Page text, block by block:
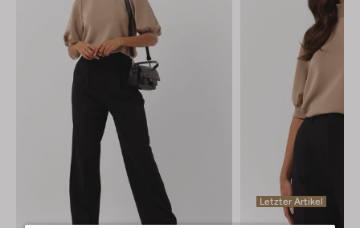
Letzter Artikel